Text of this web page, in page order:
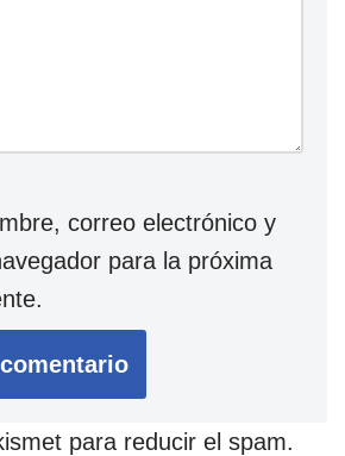
correo electrónico y
para la próxima
para reducir el spam.